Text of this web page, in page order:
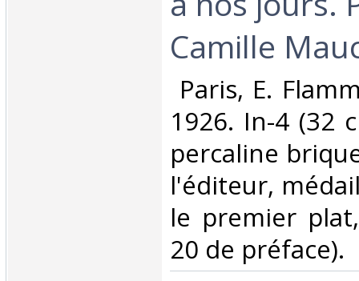
Camille
Paris, E.
1926. In-4 (32
percaline
l'éditeur,
le premier
20 de préface). ‎